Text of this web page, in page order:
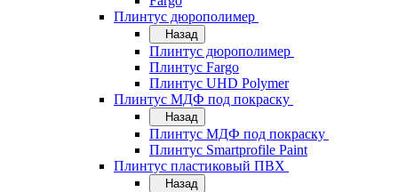
Плинтус дюрополимер
Назад
Плинтус дюрополимер
Плинтус Fargo
Плинтус UHD Polymer
Плинтус МДФ под покраску
Назад
Плинтус МДФ под покраску
Плинтус Smartprofile Paint
Плинтус пластиковый ПВХ
Назад